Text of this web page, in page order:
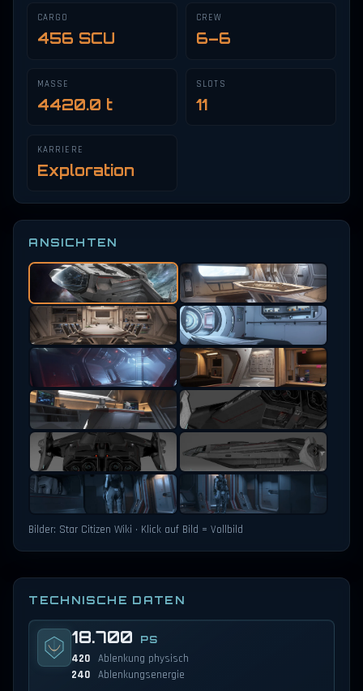
CARGO
456 SCU
CREW
6–6
MASSE
4420.0 t
SLOTS
11
KARRIERE
Exploration
ANSICHTEN
Bilder: Star Citizen Wiki · Klick auf Bild = Vollbild
TECHNISCHE DATEN
18.700 PS
420 Ablenkung physisch
240 Ablenkungsenergie